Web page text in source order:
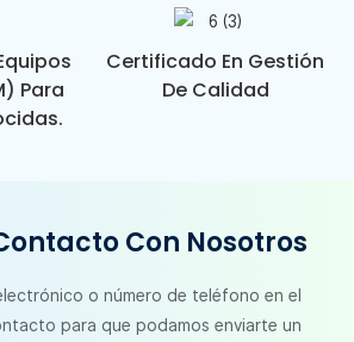
Para
Certificado En Gestión
De Calidad
Con Nosotros
o número de teléfono en el
para que podamos enviarte un